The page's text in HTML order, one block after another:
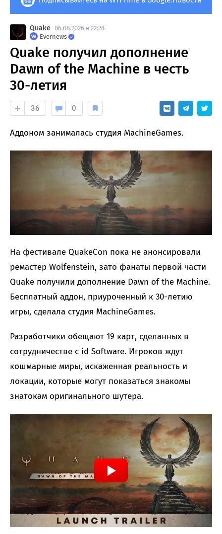
Quake 06.08.2026 в 22:28
Evernews
Quake получил дополнение
Dawn of the Machine в честь
30-летия
36 0
Аддоном занималась студия MachineGames.
На фестивале QuakeCon пока не анонсировали
ремастер Wolfenstein, зато фанаты первой части
Quake получили дополнение Dawn of the Machine.
Бесплатный аддон, приуроченный к 30-летию
игры, сделала студия MachineGames.
Разработчики обещают 19 карт, сделанных в
сотрудничестве с id Software. Игроков ждут
кошмарные миры, искаженная реальность и
локации, которые могут показаться знакомы
знатокам оригинального шутера.